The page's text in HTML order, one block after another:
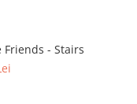
Friends - Stairs